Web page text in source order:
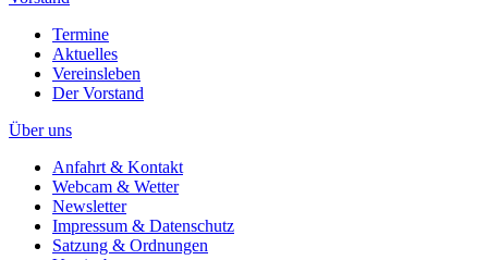
Termine
Aktuelles
Vereinsleben
Der Vorstand
Über uns
Anfahrt & Kontakt
Webcam & Wetter
Newsletter
Impressum & Datenschutz
Satzung & Ordnungen